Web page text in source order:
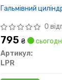
Гальмівний
0
795 ₴
Артикул:
LPR